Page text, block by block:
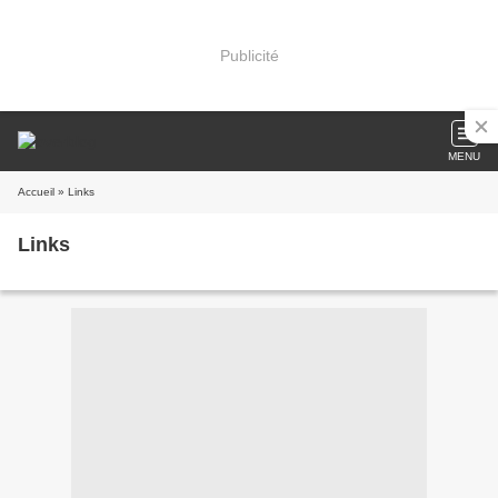
Publicité
MENU
Accueil » Links
Links